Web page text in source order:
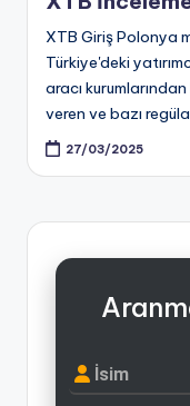
XTB Giriş Polonya
Türkiye'deki
aracı
veren ve bazı
27/03/2025
İsim